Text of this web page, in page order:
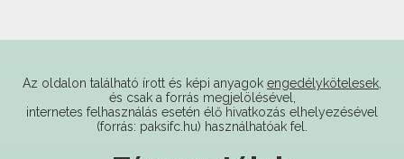
internetes felhasználás esetén élő hivatkozás elhelyezésével
(forrás: paksifc.hu) használhatóak fel.
Támogatóink